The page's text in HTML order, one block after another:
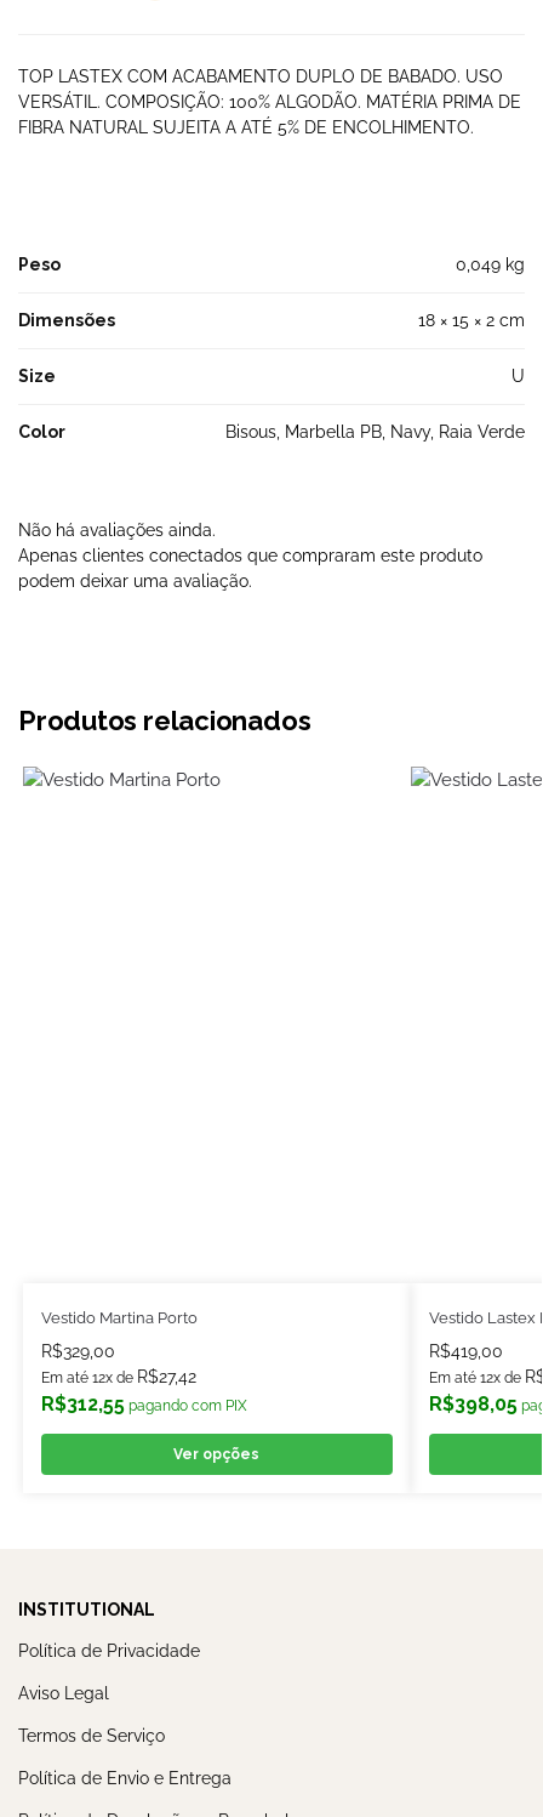
TOP LASTEX COM ACABAMENTO DUPLO DE BABADO. USO
VERSÁTIL. COMPOSIÇÃO: 100% ALGODÃO. MATÉRIA PRIMA DE
FIBRA NATURAL SUJEITA A ATÉ 5% DE ENCOLHIMENTO.
Peso 0,049 kg
Dimensões 18 × 15 × 2 cm
Size U
Color Bisous, Marbella PB, Navy, Raia Verde
Não há avaliações ainda.
Apenas clientes conectados que compraram este produto
podem deixar uma avaliação.
Produtos relacionados
Vestido Martina Porto
R$329,00
Em até 12x de R$27,42
R$312,55 pagando com PIX
Ver opções
Vestido Lastex
R$419,00
Em até 12x de
R$398,05
INSTITUTIONAL
Política de Privacidade
Aviso Legal
Termos de Serviço
Política de Envio e Entrega